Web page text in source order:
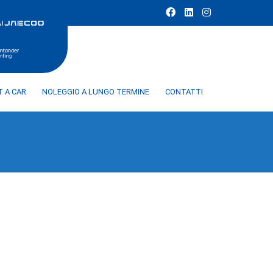
A CAR NOLEGGIO A LUNGO TERMINE CONTATTI